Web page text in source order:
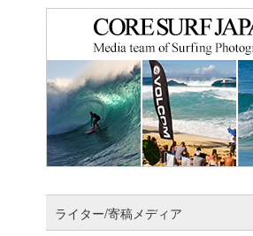
沖縄
ライター/寄稿メディア